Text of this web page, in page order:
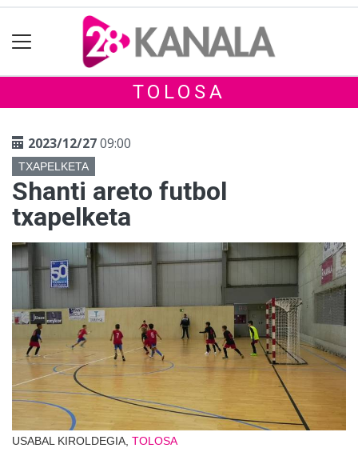
TOLOSA
2023/12/2709:00
TXAPELKETA
Shanti areto futbol
txapelketa
USABAL KIROLDEGIA, TOLOSA